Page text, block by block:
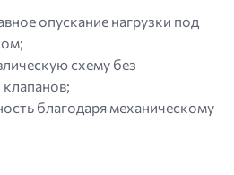
опускание нагрузки под
схему без
благодаря механическому